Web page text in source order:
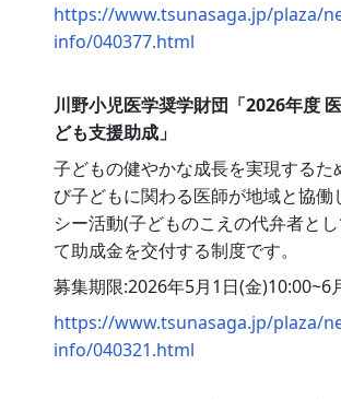
https://www.tsunasaga.jp/plaza/
info/040377.html
川野小児医学奨学財団「2026年度
ども支援助成」
子どもの健やかな成長を実現するた
び子どもに関わる医師が地域と協働
シー活動(子どものこえの代弁者と
て助成金を交付する制度です。
募集期限:2026年5月1日(金)10:00~6
https://www.tsunasaga.jp/plaza/
info/040321.html